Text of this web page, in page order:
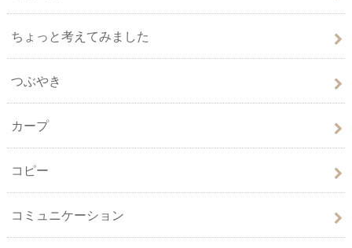
ちょっと考えてみました
つぶやき
カープ
コピー
コミュニケーション